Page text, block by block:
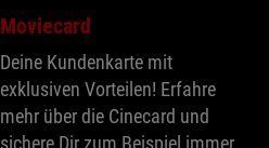
Moviecard
Deine Kundenkarte mit
exklusiven Vorteilen! Erfahre
mehr über die Cinecard und
sichere Dir zum Beispiel immer